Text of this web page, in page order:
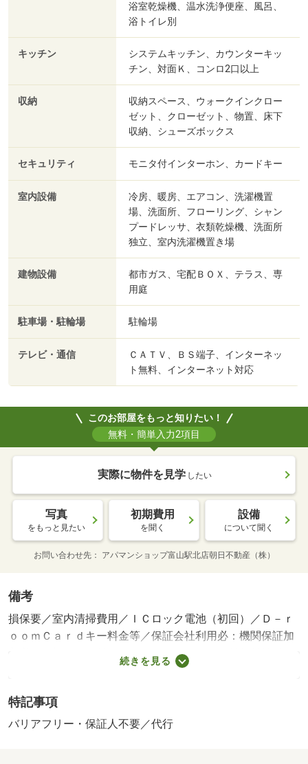
浴室乾燥機、温水洗浄便座、風呂、
浴トイレ別
キッチン
システムキッチン、カウンターキッ
チン、対面Ｋ、コンロ2口以上
収納
収納スペース、ウォークインクロー
ゼット、クローゼット、物置、床下
収納、シューズボックス
セキュリティ モニタ付インターホン、カードキー
室内設備
冷房、暖房、エアコン、洗濯機置
場、洗面所、フローリング、シャン
プードレッサ、衣類乾燥機、洗面所
独立、室内洗濯機置き場
建物設備
都市ガス、宅配ＢＯＸ、テラス、専
用庭
駐車場・駐輪場 駐輪場
テレビ・通信
ＣＡＴＶ、ＢＳ端子、インターネッ
ト無料、インターネット対応
このお部屋をもっと知りたい！
無料・簡単入力2項目
実際に物件を見学 したい
写真
をもっと見たい
初期費用
を聞く
設備
について聞く
お問い合わせ先 アパマンショップ富山駅北店朝日不動産（株）
備考
損保要／室内清掃費用／ＩＣロック電池（初回）／Ｄ－ｒ
ｏｏｍＣａｒｄキー料金等／保証会社利用必：機関保証加
入必須。初回保証料３５０００円、月額保証料賃料等総額
の１％＋８００円／月（その他商品あり）／［退去時費
リーニング料金に、エアコンクリーニング費用を含みま
す。町会費５００円は月額です。 保証会社：株式会社
続きを見る
特記事項
バリアフリー・保証人不要／代行